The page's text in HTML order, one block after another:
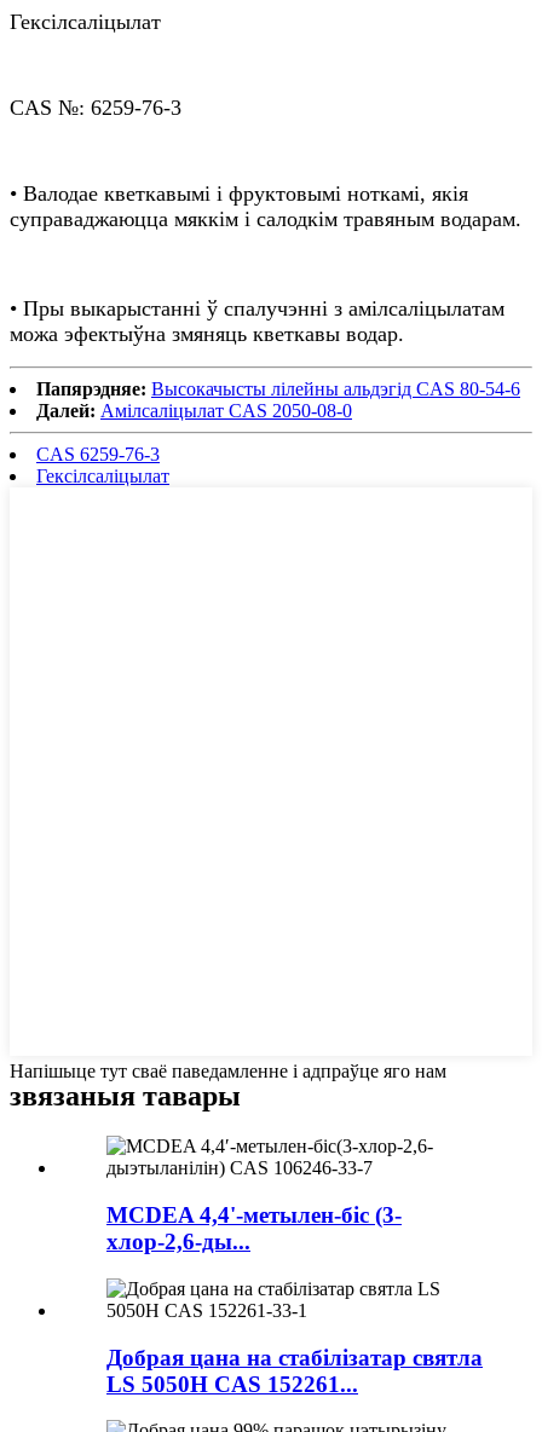
Гексілсаліцылат
CAS №: 6259-76-3
• Валодае кветкавымі і фруктовымі ноткамі, якія
суправаджаюцца мяккім і салодкім травяным водарам.
• Пры выкарыстанні ў спалучэнні з амілсаліцылатам
можа эфектыўна змяняць кветкавы водар.
Папярэдняе: Высокачысты лілейны альдэгід CAS 80-54-6
Далей: Амілсаліцылат CAS 2050-08-0
CAS 6259-76-3
Гексілсаліцылат
Напішыце тут сваё паведамленне і адпраўце яго нам
звязаныя тавары
MCDEA 4,4'-метылен-біс (3-
хлор-2,6-ды...
Добрая цана на стабілізатар святла
LS 5050H CAS 152261...